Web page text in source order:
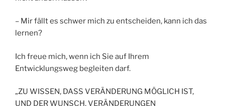
– Mir fällt es schwer mich zu entscheiden, kann ich das
lernen?
Ich freue mich, wenn ich Sie auf Ihrem
Entwicklungsweg begleiten darf.
„ZU WISSEN, DASS VERÄNDERUNG MÖGLICH IST,
UND DER WUNSCH, VERÄNDERUNGEN